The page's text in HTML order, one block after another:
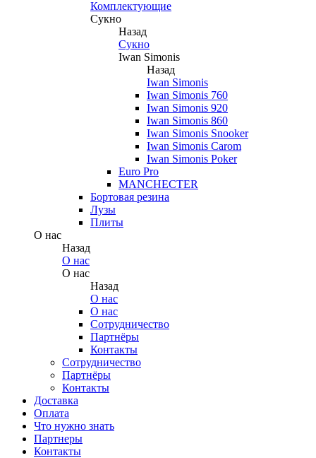
Комплектующие
Сукно
Назад
Сукно
Iwan Simonis
Назад
Iwan Simonis
Iwan Simonis 760
Iwan Simonis 920
Iwan Simonis 860
Iwan Simonis Snooker
Iwan Simonis Carom
Iwan Simonis Poker
Euro Pro
MANCHECTER
Бортовая резина
Лузы
Плиты
О нас
Назад
О нас
О нас
Назад
О нас
О нас
Сотрудничество
Партнёры
Контакты
Сотрудничество
Партнёры
Контакты
Доставка
Оплата
Что нужно знать
Партнеры
Контакты